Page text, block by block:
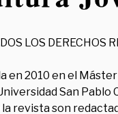
LOS DERECHOS
en 2010 en el
San Pablo
revista son